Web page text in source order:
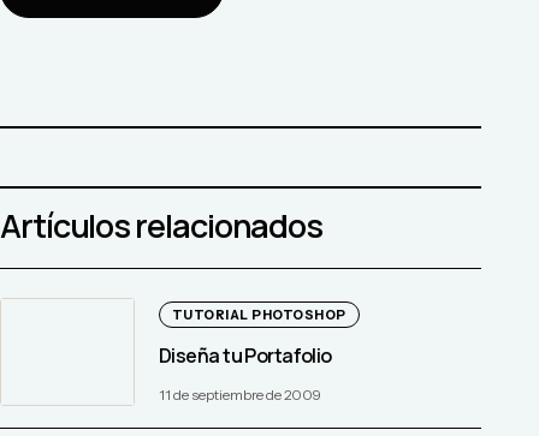
Artículos relacionados
TUTORIAL PHOTOSHOP
Diseña tu Portafolio
11 de septiembre de 2009